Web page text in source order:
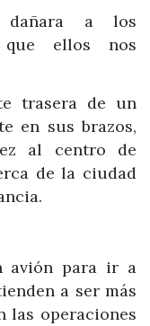
dañara a los
ellos nos
trasera de un
en sus brazos,
al centro de
de la ciudad
avión para ir a
a ser más
las operaciones